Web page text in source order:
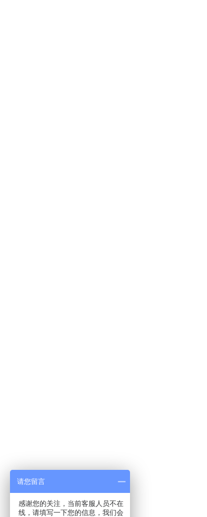
请您留言
感谢您的关注，当前客服人员不在
线，请填写一下您的信息，我们会